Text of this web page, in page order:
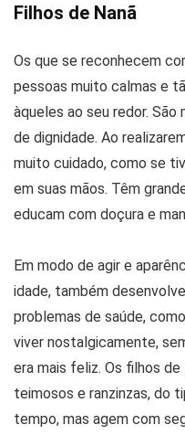
Filhos de Nanã
Os que se reconhecem
pessoas muito calmas e
àqueles ao seu redor.
de dignidade. Ao
muito cuidado, como se
em suas mãos. Têm
educam com doçura e
Em modo de agir e
idade, também
problemas de saúde,
viver nostalgicamente,
era mais feliz. Os filhos
teimosos e ranzinzas, do
tempo, mas agem com